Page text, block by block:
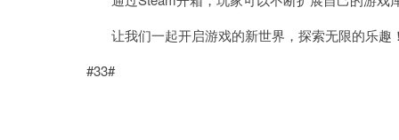
让我们一起开启游戏的新世界，探索无限的乐趣
#33#